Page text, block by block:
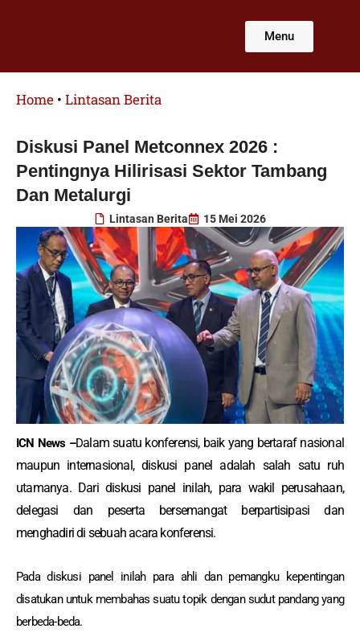
Menu
Home • Lintasan Berita
Diskusi Panel Metconnex 2026 :
Pentingnya Hilirisasi Sektor Tambang
Dan Metalurgi
Lintasan Berita 15 Mei 2026
ICN News –Dalam suatu konferensi, baik yang bertaraf nasional
maupun internasional, diskusi panel adalah salah satu ruh
utamanya. Dari diskusi panel inilah, para wakil perusahaan,
delegasi dan peserta bersemangat berpartisipasi dan
menghadiri di sebuah acara konferensi.
Pada diskusi panel inilah para ahli dan pemangku kepentingan
disatukan untuk membahas suatu topik dengan sudut pandang yang
berbeda-beda.